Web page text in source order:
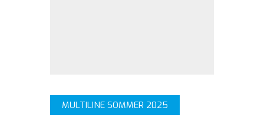
MULTILINE SOMMER 2025